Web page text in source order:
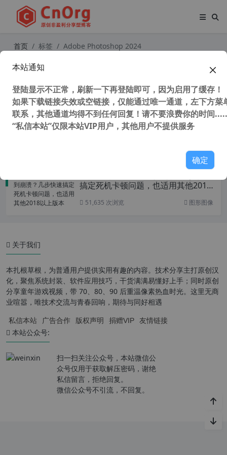
首页 标签 Adobe Photoshop 2024
经网络滤镜
搞定死机卡顿问题，也适用其他2018
51,635 次浏览 图形图像
关于我们
本扎根草根，为普通用户提供实用有趣的内容。技术分享主打原创汉
化，聚焦系统封装、软件应用技巧，干货满满易懂好上手；同时原创
分享童年游戏视频，带 70、80、90 后重温像素热血时光。这里无商
业喧嚣，唯技术交流与青春回响，期待与同好相遇
私信本站 广告合作 版权声明 捐赠VIP 友情链接
本站公众号:
扫一扫关注公众号，本站微信公
众号仅用于获取解压密码，谢绝
私信留言，拒绝回复。
微信公众号不引流，不回复。
本站通知
登陆显示不正常，刷新一下再登陆即可，因为启用了缓存！
如果下载链接失效或空链接，仅能通过唯一通道，左下方菜
联系，其他通道均得不到任何回复！请不要浪费你的时间
“私信本站”仅限本站VIP用户，其他用户不提供服务
确定